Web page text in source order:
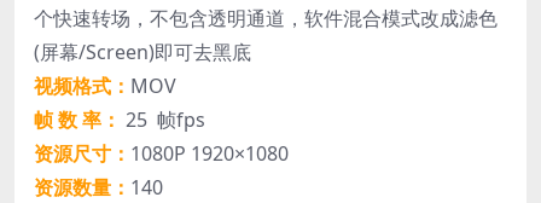
个快速转场，不包含透明通道，软件混合模式改成滤色
(屏幕/Screen)即可去黑底
视频格式： MOV
帧 数 率： 25 帧fps
资源尺寸： 1080P 1920×1080
资源数量： 140